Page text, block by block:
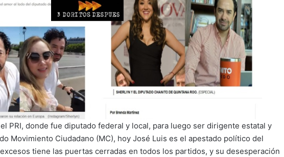
PRI, donde fue diputado federal y local, para luego ser dirigente estatal y
Movimiento Ciudadano (MC), hoy José Luis es el apestado político del
tiene las puertas cerradas en todos los partidos, y su desesperación